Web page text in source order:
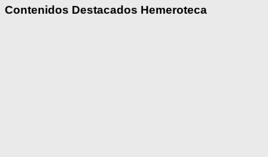
Contenidos Destacados Hemeroteca